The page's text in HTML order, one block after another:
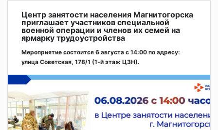
Центр занятости населения Магнитогорска
приглашает участников специальной
военной операции и членов их семей на
ярмарку трудоустройства
Мероприятие состоится 6 августа с 14:00 по адресу:
улица Советская, 178/1 (1‑й этаж ЦЗН).